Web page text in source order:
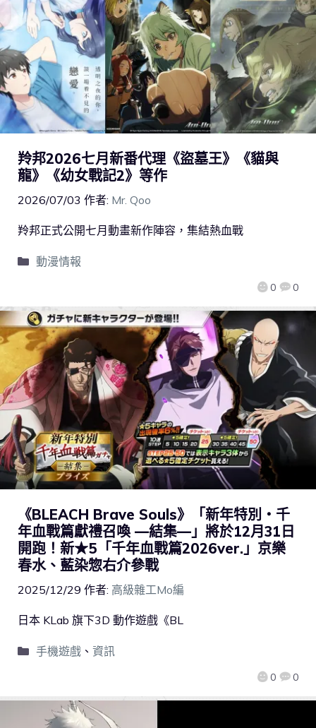
羚邦2026七月新番代理《盜墓王》《貓與
龍》《幼女戰記2》等作
2026/07/03 作者: Mr. Qoo
0 0
羚邦正式公開七月動畫新作陣容，集結熱血戰
動漫情報
《BLEACH Brave Souls》「新年特別・千
年血戰篇獻禮召喚 —結集—」將於12月31日
開跑！新★5「千年血戰篇2026ver.」京樂
春水、藍染惣右介參戰
2025/12/29 作者: 高級雜工Mo編
0 0
日本 KLab 旗下3D 動作遊戲《BL
手機遊戲、 資訊